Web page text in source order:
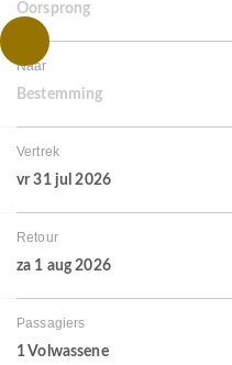
Oorsprong
Naar
Bestemming
Vertrek
vr 31 jul 2026
Retour
za 1 aug 2026
Passagiers
1 Volwassene